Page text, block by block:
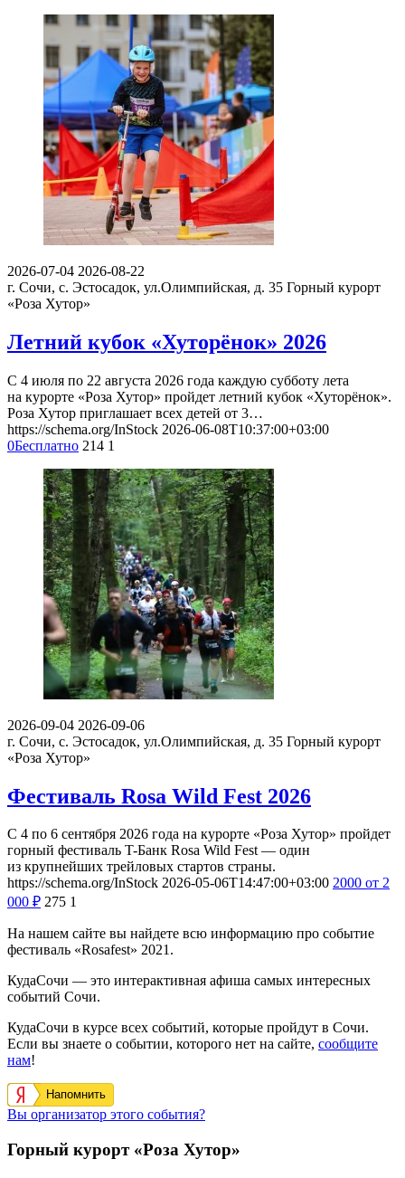
2026-07-04 2026-08-22
г. Сочи, с. Эстосадок, ул.Олимпийская, д. 35 Горный курорт
«Роза Хутор»
Летний кубок «Хуторёнок» 2026
С 4 июля по 22 августа 2026 года каждую субботу лета
на курорте «Роза Хутор» пройдет летний кубок «Хуторёнок».
Роза Хутор приглашает всех детей от 3…
https://schema.org/InStock 2026-06-08T10:37:00+03:00
0Бесплатно 214 1
2026-09-04 2026-09-06
г. Сочи, с. Эстосадок, ул.Олимпийская, д. 35 Горный курорт
«Роза Хутор»
Фестиваль Rosa Wild Fest 2026
С 4 по 6 сентября 2026 года на курорте «Роза Хутор» пройдет
горный фестиваль T-Банк Rosa Wild Fest — один
из крупнейших трейловых стартов страны.
https://schema.org/InStock 2026-05-06T14:47:00+03:00 2000 от 2
000 ₽ 275 1
На нашем сайте вы найдете всю информацию про событие
фестиваль «Rosafest» 2021.
КудаСочи — это интерактивная афиша самых интересных
событий Сочи.
КудаСочи в курсе всех событий, которые пройдут в Сочи.
Если вы знаете о событии, которого нет на сайте, сообщите
нам!
Напомнить
Вы организатор этого события?
Горный курорт «Роза Хутор»